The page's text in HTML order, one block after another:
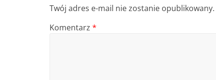
Twój adres e-mail nie zostanie opublikowany.
Komentarz *